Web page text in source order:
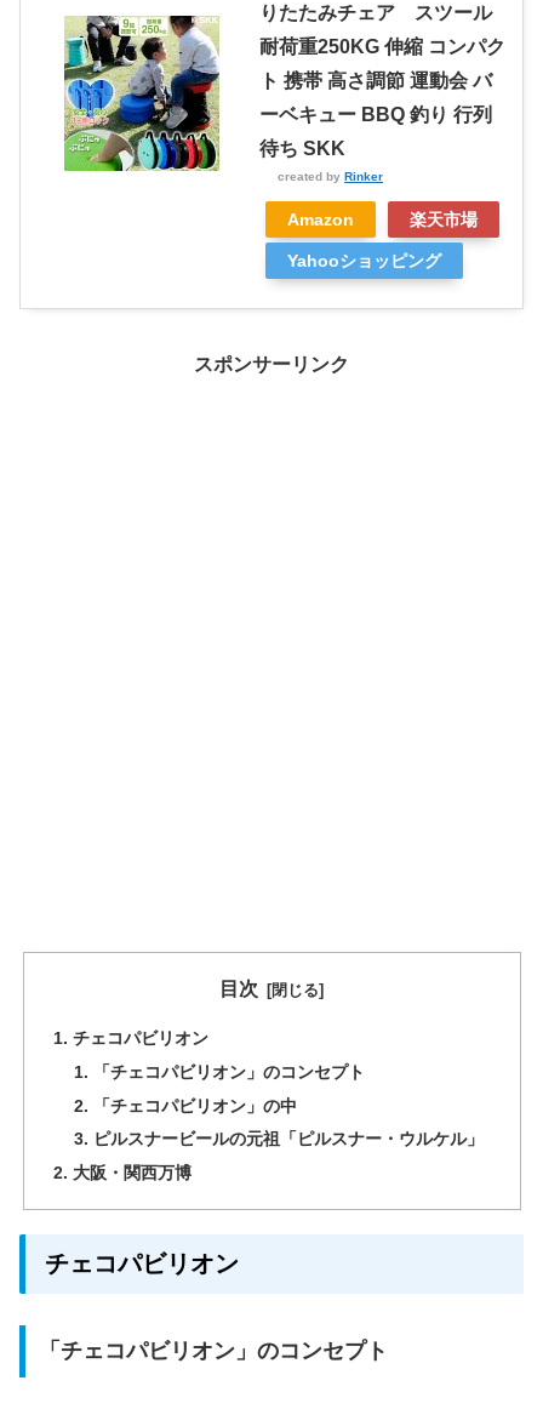
りたたみチェア スツール
耐荷重250KG 伸縮 コンパク
ト 携帯 高さ調節 運動会 バ
ーベキュー BBQ 釣り 行列
待ち SKK
created by Rinker
Amazon 楽天市場
Yahooショッピング
スポンサーリンク
目次
チェコパビリオン
「チェコパビリオン」のコンセプト
「チェコパビリオン」の中
ピルスナービールの元祖「ピルスナー・ウルケル」
大阪・関西万博
チェコパビリオン
「チェコパビリオン」のコンセプト